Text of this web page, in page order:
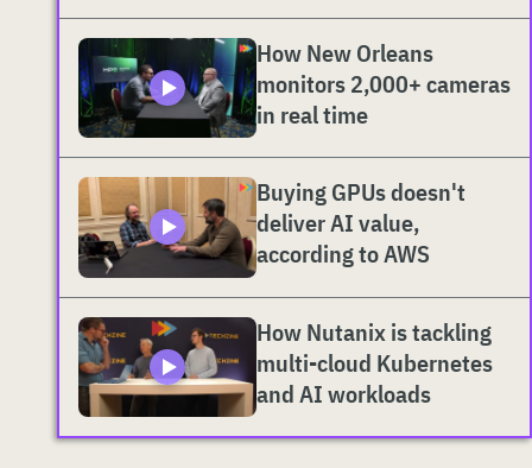
How New Orleans
monitors 2,000+ cameras
in real time
Buying GPUs doesn't
deliver AI value,
according to AWS
How Nutanix is tackling
multi-cloud Kubernetes
and AI workloads